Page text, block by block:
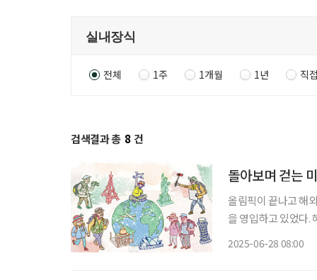
전체 1주 1개월 1년 직
검색결과 총 8 건
돌아보며 걷는
올림픽이 끝나고 해
을 영입하고 있었다.
2025-06-28 08:00